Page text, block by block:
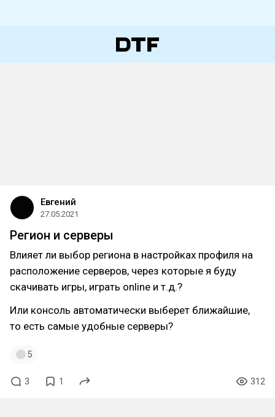
Евгений
27.05.2021
Регион и серверы
Влияет ли выбор региона в настройках профиля на
расположение серверов, через которые я буду
скачивать игры, играть online и т.д.?
Или консоль автоматически выберет ближайшие,
то есть самые удобные серверы?
5
3 1 312